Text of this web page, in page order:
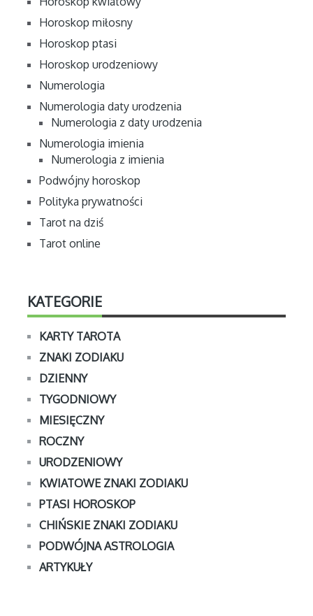
Horoskop miłosny
Horoskop ptasi
Horoskop urodzeniowy
Numerologia
Numerologia daty urodzenia
Numerologia z daty urodzenia
Numerologia imienia
Numerologia z imienia
Podwójny horoskop
Polityka prywatności
Tarot na dziś
Tarot online
KATEGORIE
KARTY TAROTA
ZNAKI ZODIAKU
DZIENNY
TYGODNIOWY
MIESIĘCZNY
ROCZNY
URODZENIOWY
KWIATOWE ZNAKI ZODIAKU
PTASI HOROSKOP
CHIŃSKIE ZNAKI ZODIAKU
PODWÓJNA ASTROLOGIA
ARTYKUŁY